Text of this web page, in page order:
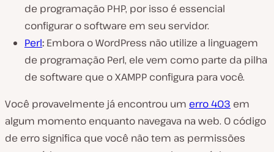
de programação PHP, por isso é essencial
configurar o software em seu servidor.
Perl: Embora o WordPress não utilize a linguagem
de programação Perl, ele vem como parte da pilha
de software que o XAMPP configura para você.
Você provavelmente já encontrou um erro 403 em
algum momento enquanto navegava na web. O código
de erro significa que você não tem as permissões